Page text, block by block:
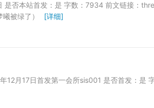
是否本站首发：是 字数：7934 前文链接：
被绿了）
[详细]
12月17日首发第一会所sis001 是否首发：是